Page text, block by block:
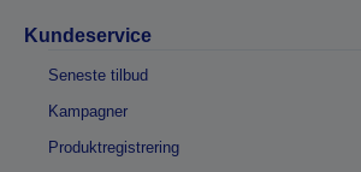
Kundeservice
Seneste tilbud
Kampagner
Produktregistrering